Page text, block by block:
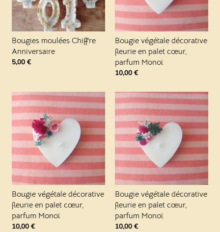
Bougies moulées Chiffre
Anniversaire
5,00 €
Bougie végétale décorative
fleurie en palet cœur,
parfum Monoï
10,00 €
Bougie végétale décorative
fleurie en palet cœur,
parfum Monoï
10,00 €
Bougie végétale décorative
fleurie en palet cœur,
parfum Monoï
10,00 €